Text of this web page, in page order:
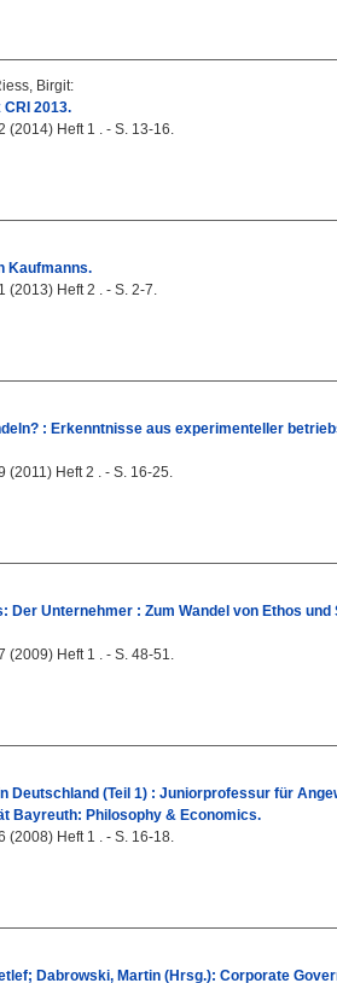
Birgit:
2013.
(2014) Heft 1 . - S. 13-16.
Kaufmanns.
(2013) Heft 2 . - S. 2-7.
: Erkenntnisse aus experimenteller
(2011) Heft 2 . - S. 16-25.
Der Unternehmer : Zum Wandel von Ethos
(2009) Heft 1 . - S. 48-51.
Deutschland (Teil 1) : Juniorprofessur für
Bayreuth: Philosophy & Economics.
(2008) Heft 1 . - S. 16-18.
Dabrowski, Martin (Hrsg.): Corporate